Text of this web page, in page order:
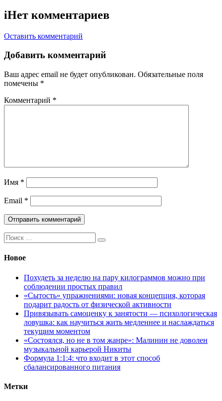
iНет комментариев
Оставить комментарий
Добавить комментарий
Ваш адрес email не будет опубликован. Обязательные поля
помечены *
Комментарий *
Имя *
Email *
Поиск:
Новое
Похудеть за неделю на пару килограммов можно при
соблюдении простых правил
«Сытость» упражнениями: новая концепция, которая
подарит радость от физической активности
Привязывать самоценку к занятости — психологическая
ловушка: как научиться жить медленнее и наслаждаться
текущим моментом
«Состоялся, но не в том жанре»: Малинин не доволен
музыкальной карьерой Никиты
Формула 1:1:4: что входит в этот способ
сбалансированного питания
Метки